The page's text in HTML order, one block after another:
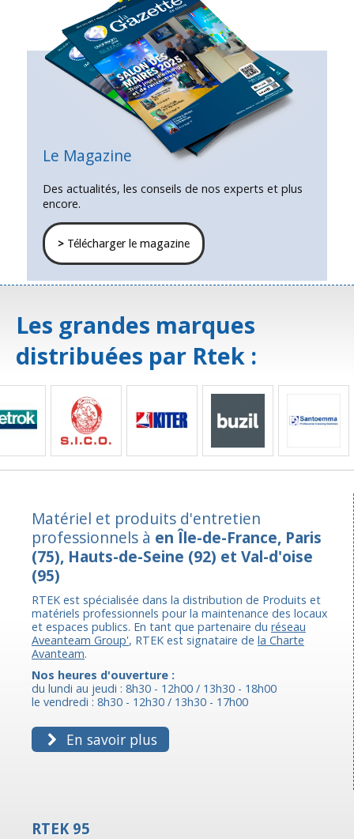
Le Magazine
Des actualités, les conseils de nos experts et plus
encore.
>Télécharger le magazine
Les grandes marques
distribuées par Rtek :
Matériel et produits d'entretien
professionnels à en Île-de-France, Paris
(75), Hauts-de-Seine (92) et Val-d'oise
(95)
RTEK est spécialisée dans la distribution de Produits et
matériels professionnels pour la maintenance des locaux
et espaces publics. En tant que partenaire du réseau
Aveanteam Group', RTEK est signataire de la Charte
Avanteam.
Nos heures d'ouverture :
du lundi au jeudi : 8h30 - 12h00 / 13h30 - 18h00
le vendredi : 8h30 - 12h30 / 13h30 - 17h00
En savoir plus
RTEK 95